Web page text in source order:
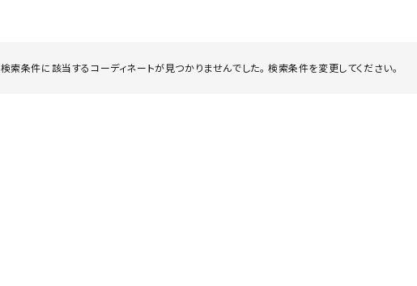
検索条件に該当するコーディネートが見つかりませんでした。 検索条件を変更してください。